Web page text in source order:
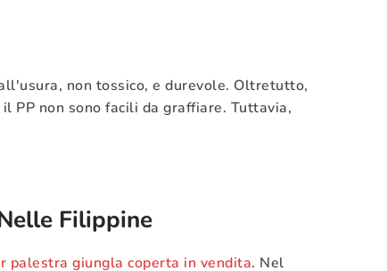
non tossico, e durevole. Oltretutto,
non sono facili da graffiare. Tuttavia,
Filippine
palestra giungla coperta in vendita . Nel